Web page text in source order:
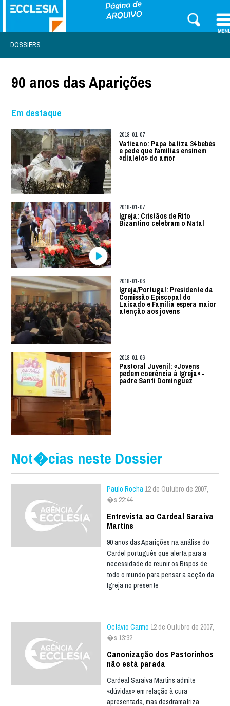
DOSSIERS
90 anos das Aparições
Em destaque
2018-01-07
Vaticano: Papa batiza 34 bebés
e pede que famílias ensinem
«dialeto» do amor
2018-01-07
Igreja: Cristãos de Rito
Bizantino celebram o Natal
2018-01-06
Igreja/Portugal: Presidente da
Comissão Episcopal do
Laicado e Família espera maior
atenção aos jovens
2018-01-06
Pastoral Juvenil: «Jovens
pedem coerência à Igreja» -
padre Santi Dominguez
Not�cias neste Dossier
Paulo Rocha 12 de Outubro de 2007,
�s 22:44
Entrevista ao Cardeal Saraiva
Martins
90 anos das Aparições na análise do
Cardel português que alerta para a
necessidade de reunir os Bispos de
todo o mundo para pensar a acção da
Igreja no presente
Octávio Carmo 12 de Outubro de 2007,
�s 13:32
Canonização dos Pastorinhos
não está parada
Cardeal Saraiva Martins admite
«dúvidas» em relação à cura
apresentada, mas desdramatriza